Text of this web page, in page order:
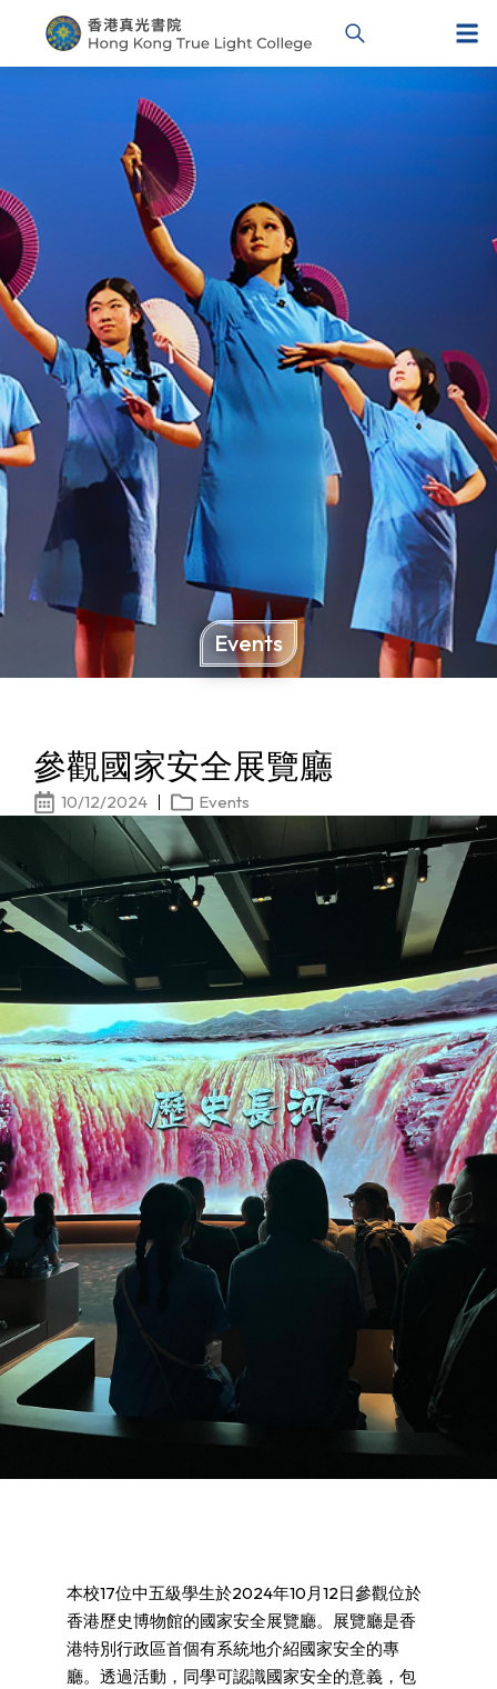
Events
參觀國家安全展覽廳
10/12/2024 Events
本校17位中五級學生於2024年10月12日參觀位於
香港歷史博物館的國家安全展覽廳。展覽廳是香
港特別行政區首個有系統地介紹國家安全的專
廳。透過活動，同學可認識國家安全的意義，包